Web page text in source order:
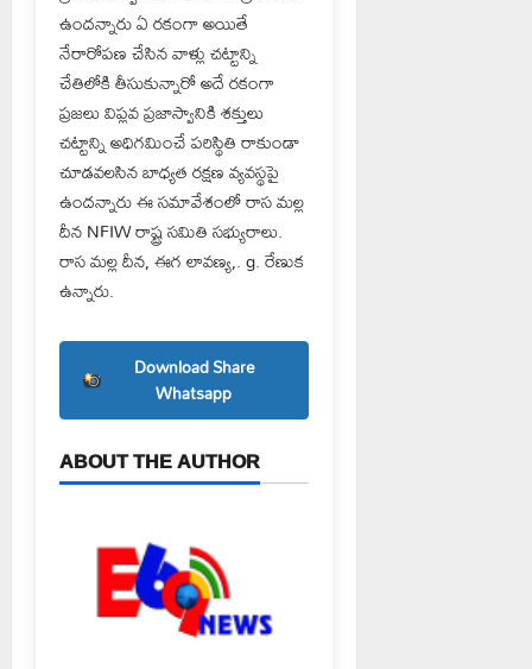
ఉందన్నారు ఏ రకంగా అయితే
నేరారోపణ చేసిన వాళ్లు చట్టాన్ని
చేతిలోకి తీసుకున్నారో అదే రకంగా
ప్రజలు విప్లవ ప్రజాస్వానికి శక్తులు
చట్టాన్ని అధిగమించే పరిస్థితి రాకుండా
చూడవలసిన బాధ్యత రక్షణ వ్యవస్థపై
ఉందన్నారు ఈ సమావేశంలో రాస మల్ల
దీన NFIW రాష్ట్ర సమితి సభ్యురాలు.
రాస మల్ల దీన, ఈగ లావణ్య,. g. రేణుక
ఉన్నారు.
Download Share
Whatsapp
ABOUT THE AUTHOR